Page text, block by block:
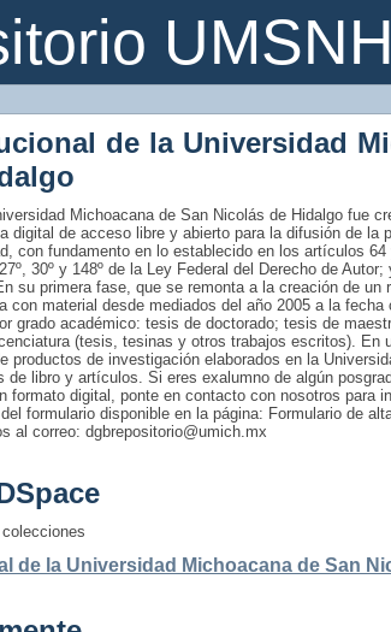
UMSNH
de la Universidad
Michoacana de San Nicolás de Hidalgo fue
digital de acceso libre y abierto para la difusión de la
con fundamento en lo establecido en los artículos
30º y 148º de la Ley Federal del Derecho de Autor;
su primera fase, que se remonta a la creación de un
con material desde mediados del año 2005 a la fecha
grado académico: tesis de doctorado; tesis de
(tesis, tesinas y otros trabajos escritos). En
productos de investigación elaborados en la
libro y artículos. Si eres exalumno de algún
formato digital, ponte en contacto con nosotros para
formulario disponible en la página: Formulario de
al correo: dgbrepositorio@umich.mx
de la Universidad Michoacana de San